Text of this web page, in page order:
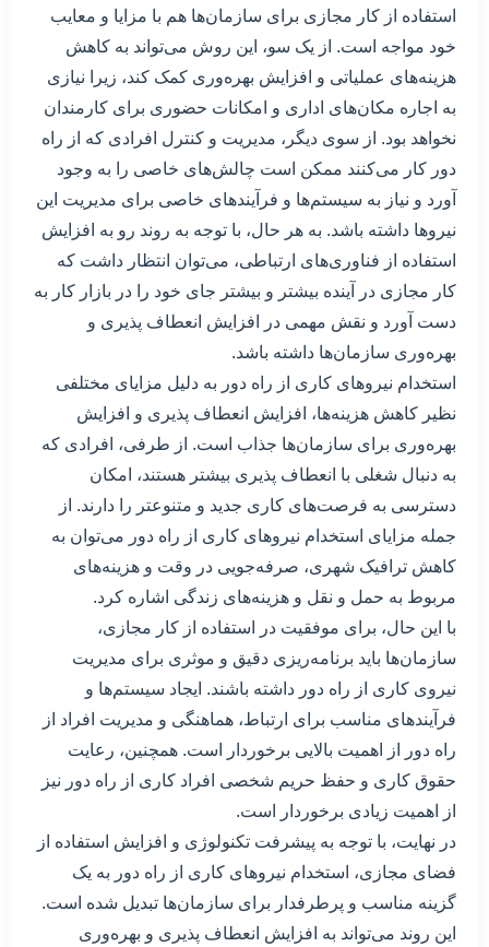
استفاده از کار مجازی برای سازمان‌ها هم با مزایا و معایب
خود مواجه است. از یک سو، این روش می‌تواند به کاهش
هزینه‌های عملیاتی و افزایش بهره‌وری کمک کند، زیرا نیازی
به اجاره مکان‌های اداری و امکانات حضوری برای کارمندان
نخواهد بود. از سوی دیگر، مدیریت و کنترل افرادی که از راه
دور کار می‌کنند ممکن است چالش‌های خاصی را به وجود
آورد و نیاز به سیستم‌ها و فرآیندهای خاصی برای مدیریت این
نیروها داشته باشد. به هر حال، با توجه به روند رو به افزایش
استفاده از فناوری‌های ارتباطی، می‌توان انتظار داشت که
کار مجازی در آینده بیشتر و بیشتر جای خود را در بازار کار به
دست آورد و نقش مهمی در افزایش انعطاف پذیری و
بهره‌وری سازمان‌ها داشته باشد.
استخدام نیروهای کاری از راه دور به دلیل مزایای مختلفی
نظیر کاهش هزینه‌ها، افزایش انعطاف پذیری و افزایش
بهره‌وری برای سازمان‌ها جذاب است. از طرفی، افرادی که
به دنبال شغلی با انعطاف پذیری بیشتر هستند، امکان
دسترسی به فرصت‌های کاری جدید و متنوعتر را دارند. از
جمله مزایای استخدام نیروهای کاری از راه دور می‌توان به
کاهش ترافیک شهری، صرفه‌جویی در وقت و هزینه‌های
مربوط به حمل و نقل و هزینه‌های زندگی اشاره کرد.
با این حال، برای موفقیت در استفاده از کار مجازی،
سازمان‌ها باید برنامه‌ریزی دقیق و موثری برای مدیریت
نیروی کاری از راه دور داشته باشند. ایجاد سیستم‌ها و
فرآیندهای مناسب برای ارتباط، هماهنگی و مدیریت افراد از
راه دور از اهمیت بالایی برخوردار است. همچنین، رعایت
حقوق کاری و حفظ حریم شخصی افراد کاری از راه دور نیز
از اهمیت زیادی برخوردار است.
در نهایت، با توجه به پیشرفت تکنولوژی و افزایش استفاده از
فضای مجازی، استخدام نیروهای کاری از راه دور به یک
گزینه مناسب و پرطرفدار برای سازمان‌ها تبدیل شده است.
این روند می‌تواند به افزایش انعطاف پذیری و بهره‌وری